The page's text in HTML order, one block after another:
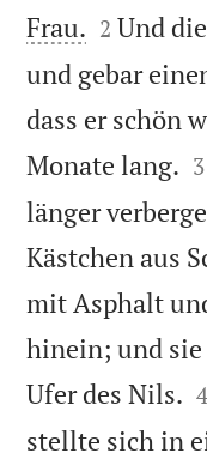
Frau. 

2 Und
und gebar
dass er schön
Monate lang. 
3
länger
Kästchen aus
mit Asphalt
hinein; und sie
Ufer des Nils. 
4
stellte sich in